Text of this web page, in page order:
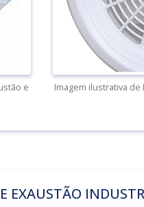
e
Imagem ilustrativa
EXAUSTÃO